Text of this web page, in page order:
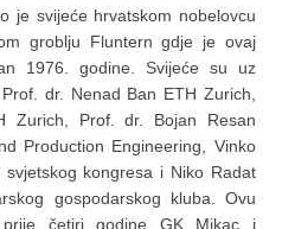
je svijeće hrvatskom nobelovcu
groblju Fluntern gdje je ovaj
1976. godine. Svijeće su uz
dr. Nenad Ban ETH Zurich,
Zurich, Prof. dr. Bojan Resan
Production Engineering, Vinko
kongresa i Niko Radat
gospodarskog kluba. Ovu
četiri godine GK Mikac i